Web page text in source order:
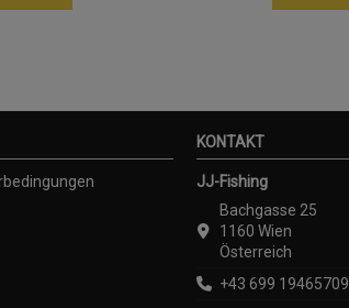
KONTAKT
JJ-Fishing
Bachgasse 25
1160 Wien
Österreich
+43 699 19465709